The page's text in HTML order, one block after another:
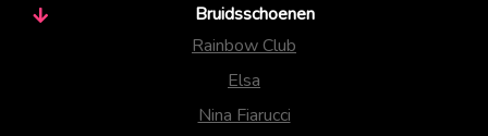
Bruidsschoenen
Rainbow Club
Elsa
Nina Fiarucci